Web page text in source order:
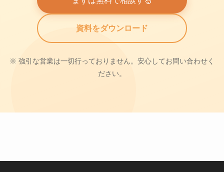
資料をダウンロード
※ 強引な営業は一切行っておりません。安心してお問い合わせく
ださい。